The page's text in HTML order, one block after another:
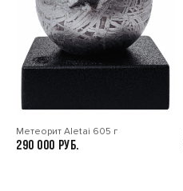
Метеорит Aletai 605 г
290 000